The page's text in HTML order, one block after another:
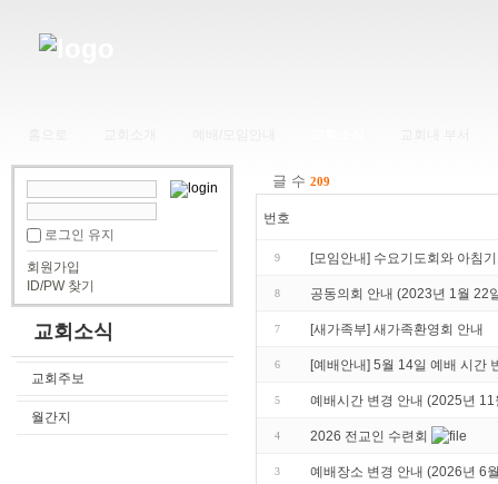
로그인 유지
회원가입
ID/PW 찾기
교회소식
교회주보
월간지
글 수 209
번호
9 [모임안내] 수요기도회와 아침
8 공동의회 안내 (2023년 1월 22
7 [새가족부] 새가족환영회 안내
6 [예배안내] 5월 14일 예배 시간
5 예배시간 변경 안내 (2025년
4 2026 전교인 수련회
3 예배장소 변경 안내 (2026년 6